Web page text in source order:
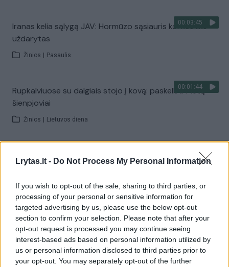
Lrytas.lt - Do Not Process My Personal Information
If you wish to opt-out of the sale, sharing to third parties, or
processing of your personal or sensitive information for
targeted advertising by us, please use the below opt-out
section to confirm your selection. Please note that after your
opt-out request is processed you may continue seeing
interest-based ads based on personal information utilized by
us or personal information disclosed to third parties prior to
your opt-out. You may separately opt-out of the further
00:03:45
Iranas kelia sąlygą JAV: Hormūzo sąsiauris kol kas liks
uždarytas
Žinios Pasaulis
00:01:44
Rupkalviuose su dalgiais stojo į kovą: paskelbti Metų
šienpjoviai
Žinios Lietuvos diena
00:02:40
Visi įrašai
Žiūrimiausi įrašai